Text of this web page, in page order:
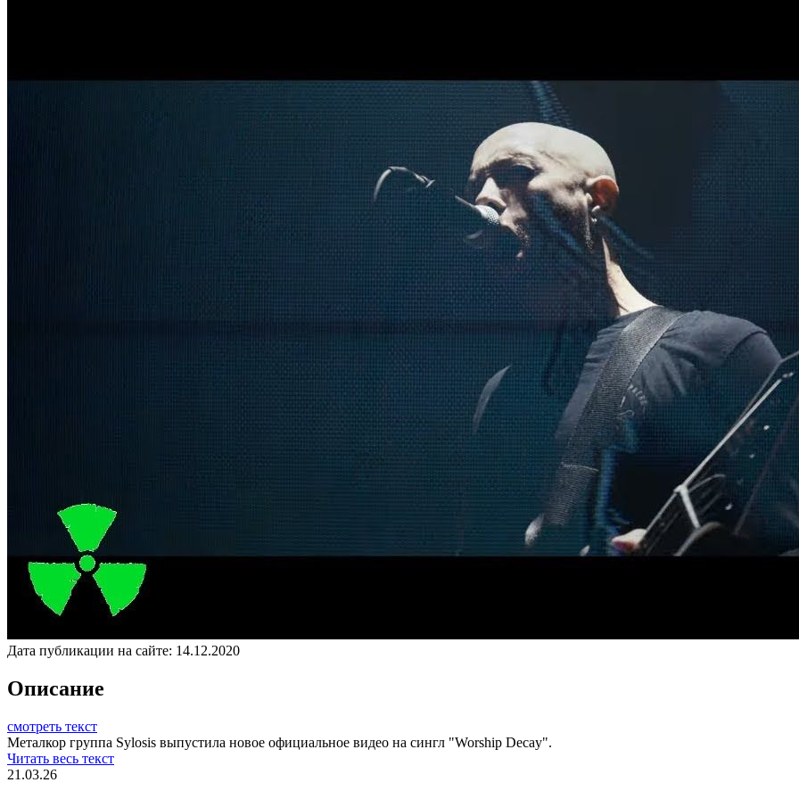
Дата публикации на сайте: 14.12.2020
Описание
смотреть текст
Металкор группа Sylosis выпустила новое официальное видео на сингл "Worship Decay".
Читать весь текст
21.03.26